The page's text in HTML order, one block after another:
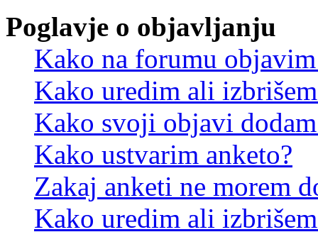
Poglavje o objavljanju
Kako na forumu
Kako uredim ali
Kako svoji objavi
Kako ustvarim anketo?
Zakaj anketi ne morem
Kako uredim ali